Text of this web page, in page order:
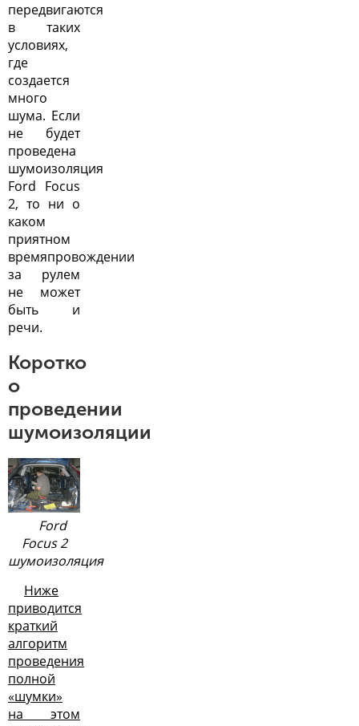
передвигаются
в таких
условиях,
где
создается
много
шума. Если
не будет
проведена
шумоизоляция
Ford Focus
2, то ни о
каком
приятном
времяпровождении
за рулем
не может
быть и
речи.
Коротко
о
проведении
шумоизоляции
Ford
Focus 2
шумоизоляция
Ниже
приводится
краткий
алгоритм
проведения
полной
«шумки»
на этом